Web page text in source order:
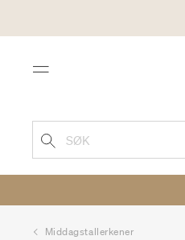
Menu
SØK
Middagstallerkener